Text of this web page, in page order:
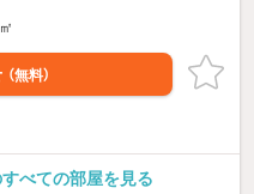
（無料）
べての部屋を見る